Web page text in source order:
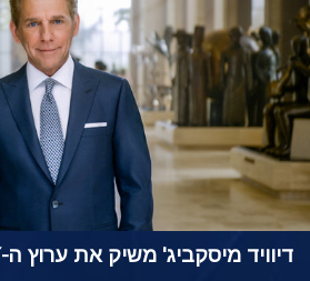
דיוויד מיסקביג' משיק את ערוץ ה-SCIENTOLOGY